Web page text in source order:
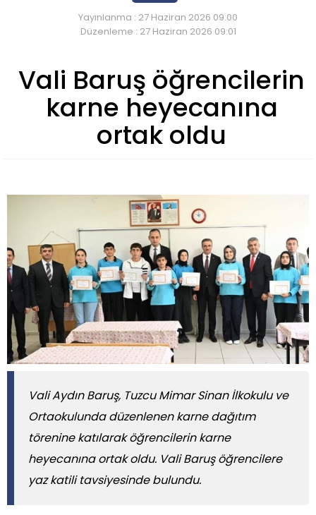
Yayınlanma : 27 Haziran 2026 09:00
Düzenleme : 27 Haziran 2026 09:01
Vali Baruş öğrencilerin
karne heyecanına
ortak oldu
Vali Aydın Baruş, Tuzcu Mimar Sinan İlkokulu ve
Ortaokulunda düzenlenen karne dağıtım
törenine katılarak öğrencilerin karne
heyecanına ortak oldu. Vali Baruş öğrencilere
yaz katili tavsiyesinde bulundu.